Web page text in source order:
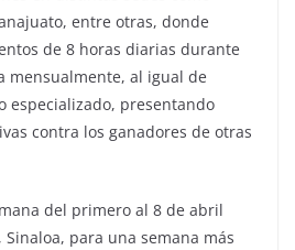
entre otras, donde
de 8 horas diarias durante
mensualmente, al igual de
especializado, presentando
contra los ganadores de otras
del primero al 8 de abril
para una semana más